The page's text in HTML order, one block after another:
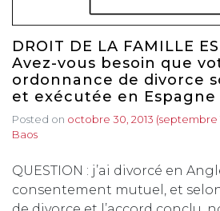
DROIT DE LA FAMILLE
Avez-vous besoin que
ordonnance de divorce
et exécutée en Espagne
Posted on octobre 30, 2013 (septembre
Baos
QUESTION : j’ai divorcé en
consentement mutuel, et